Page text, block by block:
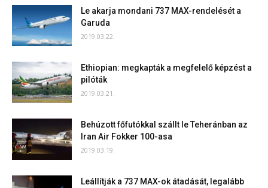
Le akarja mondani 737 MAX-rendelését a
Garuda
2019.03.22.
Ethiopian: megkapták a megfelelő képzést a
pilóták
2019.03.21.
Behúzott főfutókkal szállt le Teheránban az
Iran Air Fokker 100-asa
2019.03.19.
Leállítják a 737 MAX-ok átadását, legalább